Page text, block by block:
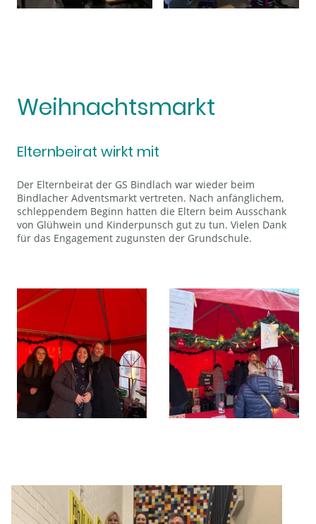
Weihnachtsmarkt
Elternbeirat wirkt mit
Der Elternbeirat der GS Bindlach war wieder beim
Bindlacher Adventsmarkt vertreten. Nach anfänglichem,
schleppendem Beginn hatten die Eltern beim Ausschank
von Glühwein und Kinderpunsch gut zu tun. Vielen Dank
für das Engagement zugunsten der Grundschule.